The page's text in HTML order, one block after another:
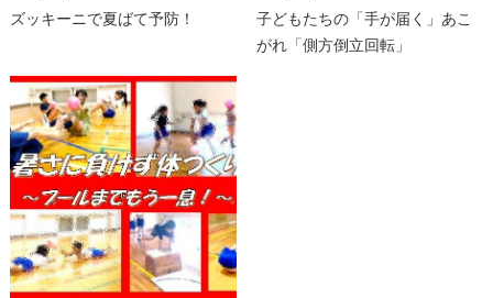
ズッキーニで夏ばて予防！
子どもたちの「手が届く」あこ
がれ「側方倒立回転」